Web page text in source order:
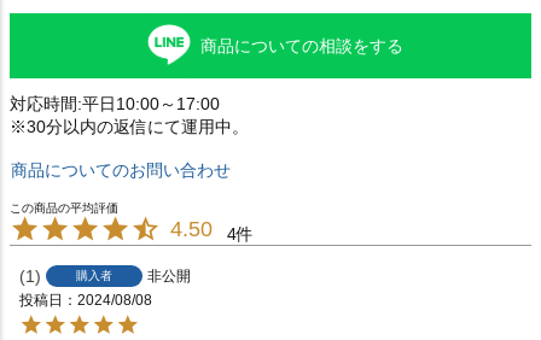
商品についての相談をする
対応時間:平日10:00～17:00
※30分以内の返信にて運用中。
商品についてのお問い合わせ
4.50 4
1 購入者
非公開
投稿日
2024/08/08